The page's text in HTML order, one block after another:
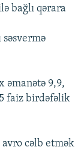
bağlı qərara
əmanətə 9,9,
faiz birdəfəlik
cəlb etmək